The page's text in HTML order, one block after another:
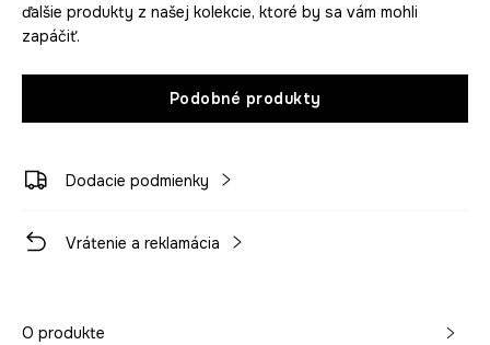
ďalšie produkty z našej kolekcie, ktoré by sa vám mohli
zapáčiť.
Podobné produkty
Dodacie podmienky
Vrátenie a reklamácia
O produkte